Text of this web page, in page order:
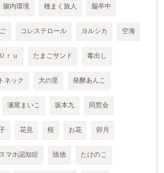
腸内環境 種まく旅人 脳卒中
コレステロール ヨルシカ 空海
Ｕｒｕ たまごサンド 毒出し
ネック 大の里 発酵あんこ
瀬尾まいこ 坂本九 同窓会
花見 桜 お花 卯月
スマホ認知症 陰徳 たけのこ